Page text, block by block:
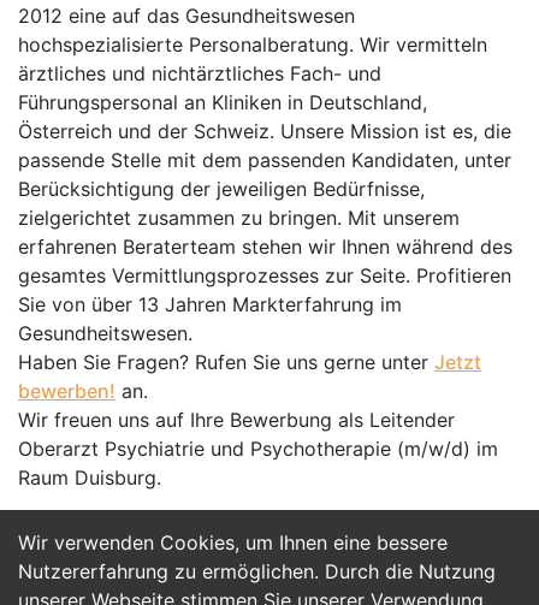
Wir verwenden Cookies, um Ihnen eine bessere
Nutzererfahrung zu ermöglichen. Durch die Nutzung
unserer Webseite stimmen Sie unserer Verwendung
2012 eine auf das Gesundheitswesen
hochspezialisierte Personalberatung. Wir vermitteln
ärztliches und nichtärztliches Fach- und
Führungspersonal an Kliniken in Deutschland,
Österreich und der Schweiz. Unsere Mission ist es, die
passende Stelle mit dem passenden Kandidaten, unter
Berücksichtigung der jeweiligen Bedürfnisse,
zielgerichtet zusammen zu bringen. Mit unserem
erfahrenen Beraterteam stehen wir Ihnen während des
gesamtes Vermittlungsprozesses zur Seite. Profitieren
Sie von über 13 Jahren Markterfahrung im
Gesundheitswesen.
Haben Sie Fragen? Rufen Sie uns gerne unter Jetzt
bewerben! an.
Wir freuen uns auf Ihre Bewerbung als Leitender
Oberarzt Psychiatrie und Psycho­therapie (m/w/d) im
Raum Duisburg.
Jetzt Bewerben